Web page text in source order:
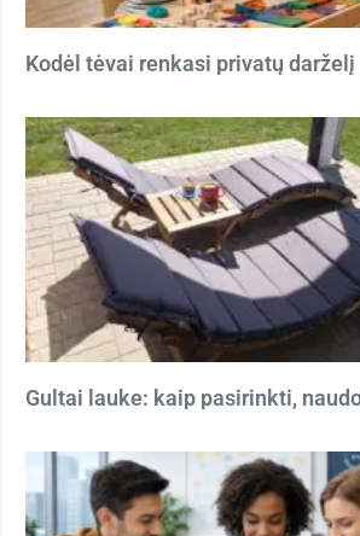
Kodėl tėvai renkasi privatų
Gultai lauke: kaip pasirinkti,